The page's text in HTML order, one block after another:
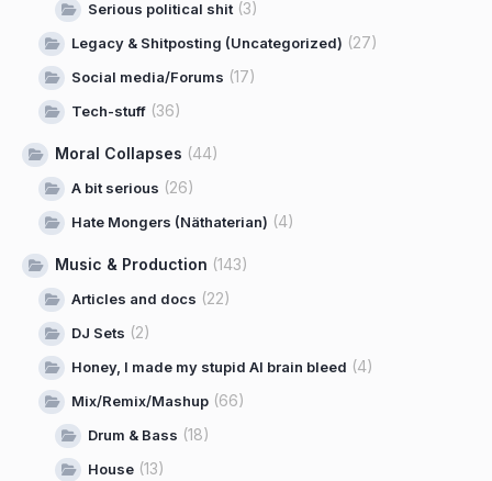
Serious political shit(3)
Legacy & Shitposting (Uncategorized) (27)
Social media/Forums (17)
Tech-stuff (36)
Moral Collapses (44)
A bit serious (26)
Hate Mongers (Näthaterian) (4)
Music & Production (143)
Articles and docs (22)
DJ Sets (2)
Honey, I made my stupid AI brain bleed (4)
Mix/Remix/Mashup (66)
Drum & Bass (18)
House (13)